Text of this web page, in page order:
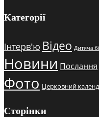
Категорії
Інтерв'ю Відео Дитяча
Новини Послання
Фото Церковний
Сторінки